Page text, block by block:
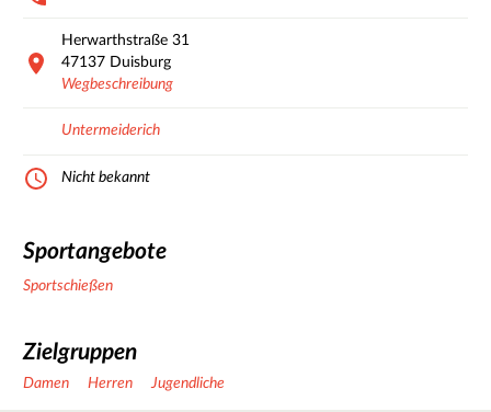
Herwarthstraße 31
47137 Duisburg
Wegbeschreibung
Untermeiderich
Nicht bekannt
Sportangebote
Sportschießen
Zielgruppen
Damen Herren Jugendliche